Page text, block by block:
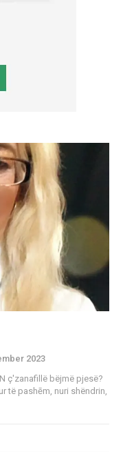
2023
të pashēm, nuri shëndrin,